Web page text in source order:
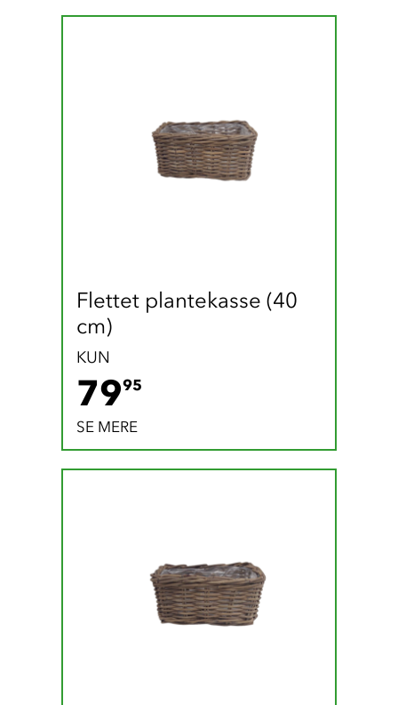
Flettet plantekasse (40
cm)
KUN
7995
SE MERE